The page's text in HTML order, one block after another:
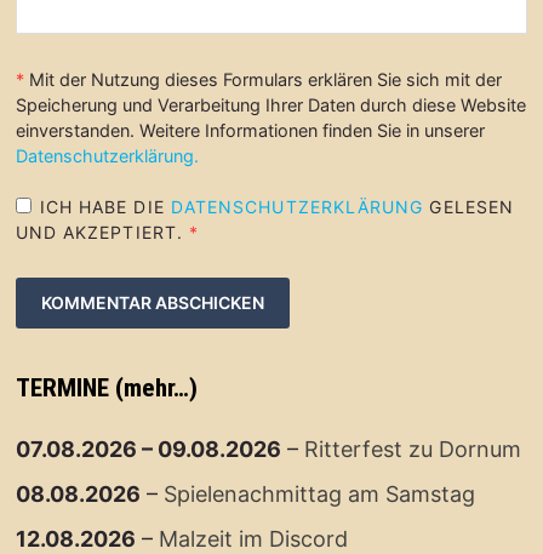
* Mit der Nutzung dieses Formulars erklären Sie sich mit der
Speicherung und Verarbeitung Ihrer Daten durch diese Website
einverstanden. Weitere Informationen finden Sie in unserer
Datenschutzerklärung.
ICH HABE DIE DATENSCHUTZERKLÄRUNG GELESEN
UND AKZEPTIERT. *
TERMINE (mehr…)
07.08.2026 – 09.08.2026 – Ritterfest zu Dornum
08.08.2026 – Spielenachmittag am Samstag
12.08.2026 – Malzeit im Discord